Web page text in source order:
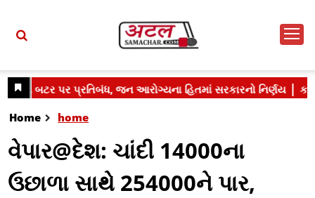
Home home
વેપાર@દેશ: ચાંદી 14000ના
ઉછાળા સાથે 254000ને પાર,